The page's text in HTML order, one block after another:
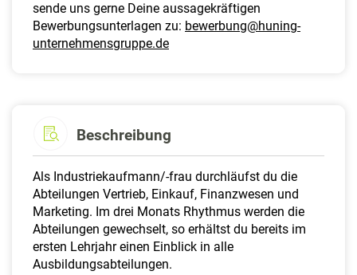
sende uns gerne Deine aussagekräftigen
Bewerbungsunterlagen zu: bewerbung@huning-
unternehmensgruppe.de
Beschreibung
Als Industriekaufmann/-frau durchläufst du die
Abteilungen Vertrieb, Einkauf, Finanzwesen und
Marketing. Im drei Monats Rhythmus werden die
Abteilungen gewechselt, so erhältst du bereits im
ersten Lehrjahr einen Einblick in alle
Ausbildungsabteilungen.